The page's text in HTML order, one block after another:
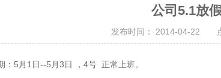
公司5.1放
发布时间： 2014-04-22
：5月1日--5月3日 ，4号 正常上班。